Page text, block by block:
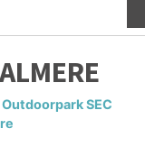
Outdoorpark SEC